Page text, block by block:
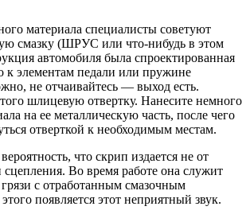
материала специалисты советуют
смазку (ШРУС или что-нибудь в этом
автомобиля была спроектированная
к элементам педали или пружине
не отчаивайтесь — выход есть.
шлицевую отвертку. Нанесите немного
на ее металлическую часть, после чего
отверткой к необходимым местам.
что скрип издается не от
сцепления. Во время работе она служит
с отработанным смазочным
появляется этот неприятный звук.